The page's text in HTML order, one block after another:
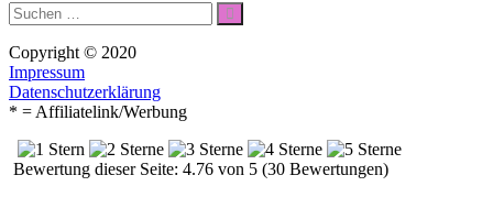
Suche
nach:
Suchen
Copyright © 2020
Impressum
Datenschutzerklärung
* = Affiliatelink/Werbung
Bewertung dieser Seite: 4.76 von 5 (30 Bewertungen)